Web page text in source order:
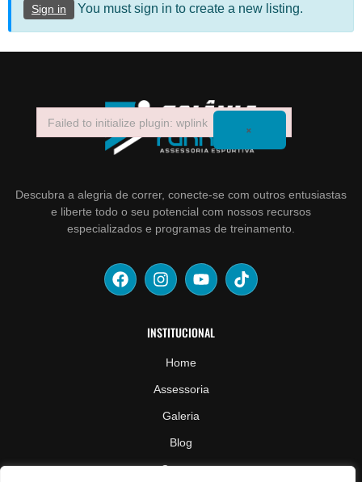
Sign in You must sign in to create a new listing.
Descubra a alegria de correr, conecte-se com outros entusiastas
e liberte todo o seu potencial com nossos recursos
especializados e programas de treinamento.
INSTITUCIONAL
Home
Assessoria
Galeria
Blog
Contato
Failed to initialize plugin: wplink ×
Failed to initialize plugin: wplink